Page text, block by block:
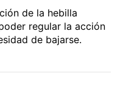
de la hebilla
regular la acción
de bajarse.